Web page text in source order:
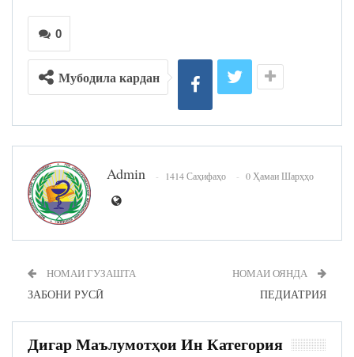
0
Мубодила кардан
Admin 1414 Саҳифаҳо 0 Ҳамаи Шарҳҳо
НОМАИ ГУЗАШТА
ЗАБОНИ РУСӢ
НОМАИ ОЯНДА
ПЕДИАТРИЯ
Дигар Маълумотҳои Ин Категория